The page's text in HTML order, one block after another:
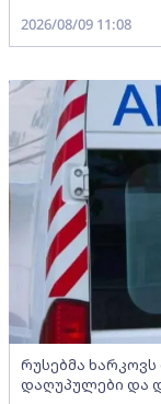
2026/08/09 11:08
რუსებმა
დაღუპულები და